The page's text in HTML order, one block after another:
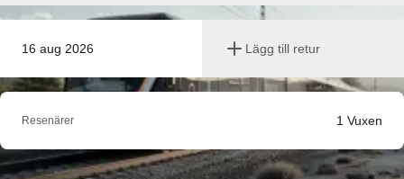
16 aug 2026 Lägg till retur
Resenärer 1 Vuxen